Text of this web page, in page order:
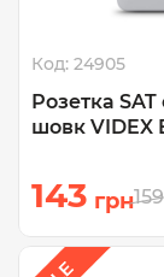
Код: 24905
Розетка
шовк VIDEX
143 грн159